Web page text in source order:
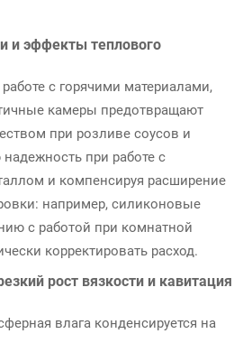
и эффекты теплового
с горячими материалами,
камеры предотвращают
при розливе соусов и
при работе с
и компенсируя расширение
например, силиконовые
с работой при комнатной
корректировать расход.
рост вязкости и кавитация
влага конденсируется на